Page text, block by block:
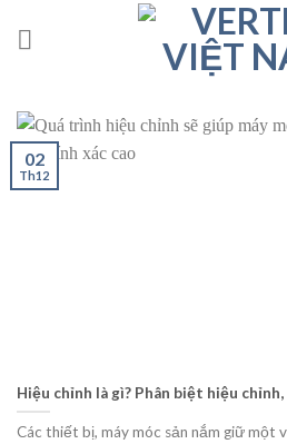
Hiệu chỉnh là gì? Phân biệt hiệu
Các thiết bị, máy móc sản nắm giữ một
02
Th12